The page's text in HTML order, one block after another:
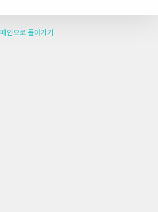
메인으로 돌아가기